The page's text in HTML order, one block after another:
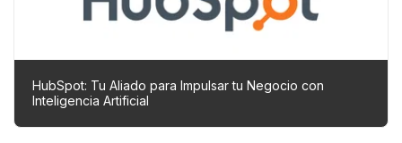
HubSpot: Tu Aliado para Impulsar tu Negocio con
Inteligencia Artificial